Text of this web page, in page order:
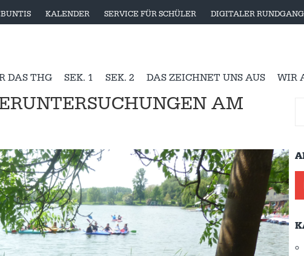
KALENDER SERVICE FÜR SCHÜLER DIGITALER RUNDGANG
DAS THG SEK. 1 SEK. 2 DAS ZEICHNET UNS AUS WIR
AM G